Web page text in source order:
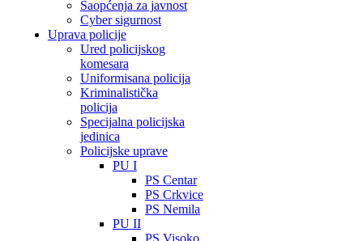
Saopćenja za javnost
Cyber sigurnost
Uprava policije
Ured policijskog
komesara
Uniformisana policija
Kriminalistička
policija
Specijalna policijska
jedinica
Policijske uprave
PU I
PS Centar
PS Crkvice
PS Nemila
PU II
PS Visoko